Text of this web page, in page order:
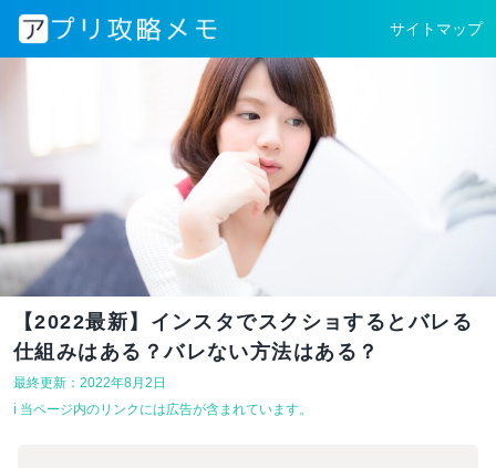
サイトマップ
【2022最新】インスタでスクショするとバレる
仕組みはある？バレない方法はある？
最終更新：2022年8月2日
ℹ︎ 当ページ内のリンクには広告が含まれています。